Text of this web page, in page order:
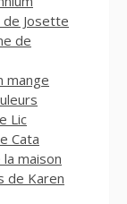
de Josette
de
mange
Lic
Cata
maison
de Karen